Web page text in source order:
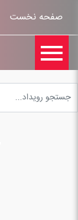
صفحه نخست
تماس با ما
